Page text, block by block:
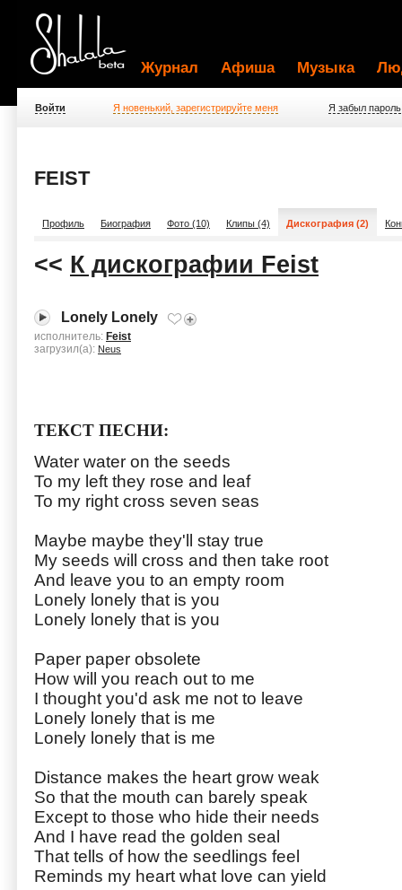
Журнал Афиша Музыка
Войти Я новенький, зарегистрируйте меня Я забыл пароль
FEIST
Профиль Биография Фото (10) Клипы (4) Дискография (2)
<< К дискографии Feist
Lonely Lonely
исполнитель: Feist
загрузил(а): Neus
ТЕКСТ ПЕСНИ:
Water water on the seeds
To my left they rose and leaf
To my right cross seven seas
Maybe maybe they'll stay true
My seeds will cross and then take root
And leave you to an empty room
Lonely lonely that is you
Lonely lonely that is you
Paper paper obsolete
How will you reach out to me
I thought you'd ask me not to leave
Lonely lonely that is me
Lonely lonely that is me
Distance makes the heart grow weak
So that the mouth can barely speak
Except to those who hide their needs
And I have read the golden seal
That tells of how the seedlings feel
Reminds my heart what love can yield